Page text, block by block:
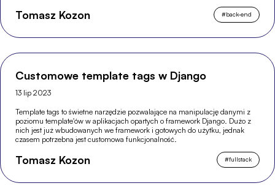
Tomasz Kozon #back-end
Customowe template tags w Django
13 lip 2023
Template tags to świetne narzędzie pozwalające na manipulację danymi z
poziomu template'ów w aplikacjach opartych o framework Django. Dużo z
nich jest już wbudowanych we framework i gotowych do użytku, jednak
czasem potrzebna jest customowa funkcjonalność.
Tomasz Kozon #fullstack